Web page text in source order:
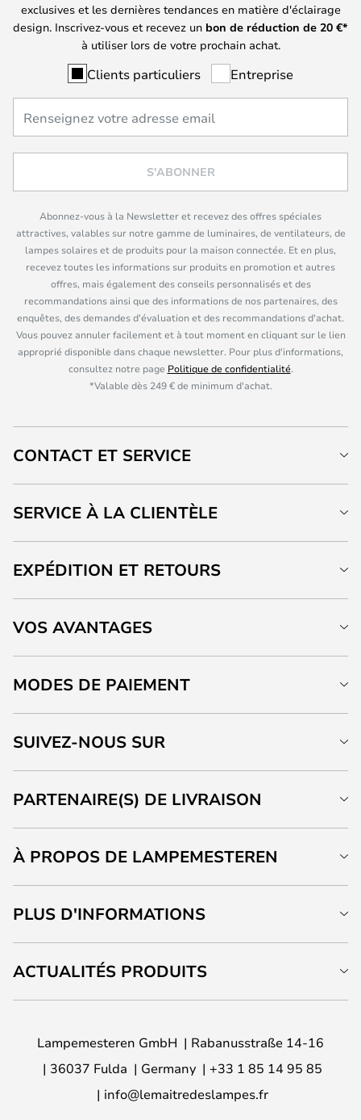
exclusives et les dernières tendances en matière d'éclairage
design. Inscrivez-vous et recevez un bon de réduction de 20 €*
à utiliser lors de votre prochain achat.
Clients particuliers Entreprise
S'ABONNER
Abonnez-vous à la Newsletter et recevez des offres spéciales
attractives, valables sur notre gamme de luminaires, de ventilateurs, de
lampes solaires et de produits pour la maison connectée. Et en plus,
recevez toutes les informations sur produits en promotion et autres
offres, mais également des conseils personnalisés et des
recommandations ainsi que des informations de nos partenaires, des
enquêtes, des demandes d'évaluation et des recommandations d'achat.
Vous pouvez annuler facilement et à tout moment en cliquant sur le lien
approprié disponible dans chaque newsletter. Pour plus d'informations,
consultez notre page Politique de confidentialité.
*Valable dès 249 € de minimum d'achat.
CONTACT ET SERVICE
SERVICE À LA CLIENTÈLE
EXPÉDITION ET RETOURS
VOS AVANTAGES
MODES DE PAIEMENT
SUIVEZ-NOUS SUR
PARTENAIRE(S) DE LIVRAISON
À PROPOS DE LAMPEMESTEREN
PLUS D'INFORMATIONS
ACTUALITÉS PRODUITS
Lampemesteren GmbH
Rabanusstraße 14-16
36037 Fulda
Germany
+33 1 85 14 95 85
info@lemaitredeslampes.fr